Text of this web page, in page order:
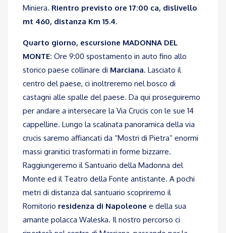
Miniera. Rientro previsto ore 17:00 ca, dislivello
mt 460, distanza Km 15.4.
Quarto giorno, escursione MADONNA DEL
MONTE: Ore 9:00 spostamento in auto fino allo
storico paese collinare di Marciana. Lasciato il
centro del paese, ci inoltreremo nel bosco di
castagni alle spalle del paese. Da qui proseguiremo
per andare a intersecare la Via Crucis con le sue 14
cappelline. Lungo la scalinata panoramica della via
crucis saremo affiancati da “Mostri di Pietra” enormi
massi granitici trasformati in forme bizzarre.
Raggiungeremo il Santuario della Madonna del
Monte ed il Teatro della Fonte antistante. A pochi
metri di distanza dal santuario scopriremo il
Romitorio residenza di Napoleone e della sua
amante polacca Waleska. Il nostro percorso ci